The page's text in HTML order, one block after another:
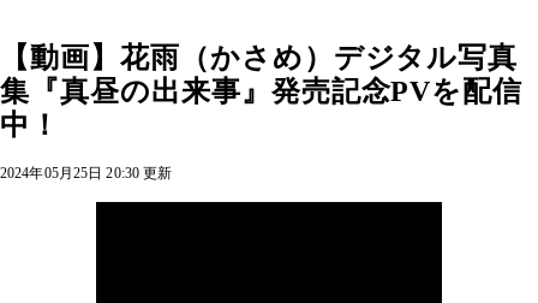
【動画】花雨（かさめ）デジタル写真
集『真昼の出来事』発売記念PVを配信
中！
2024年05月25日 20:30 更新